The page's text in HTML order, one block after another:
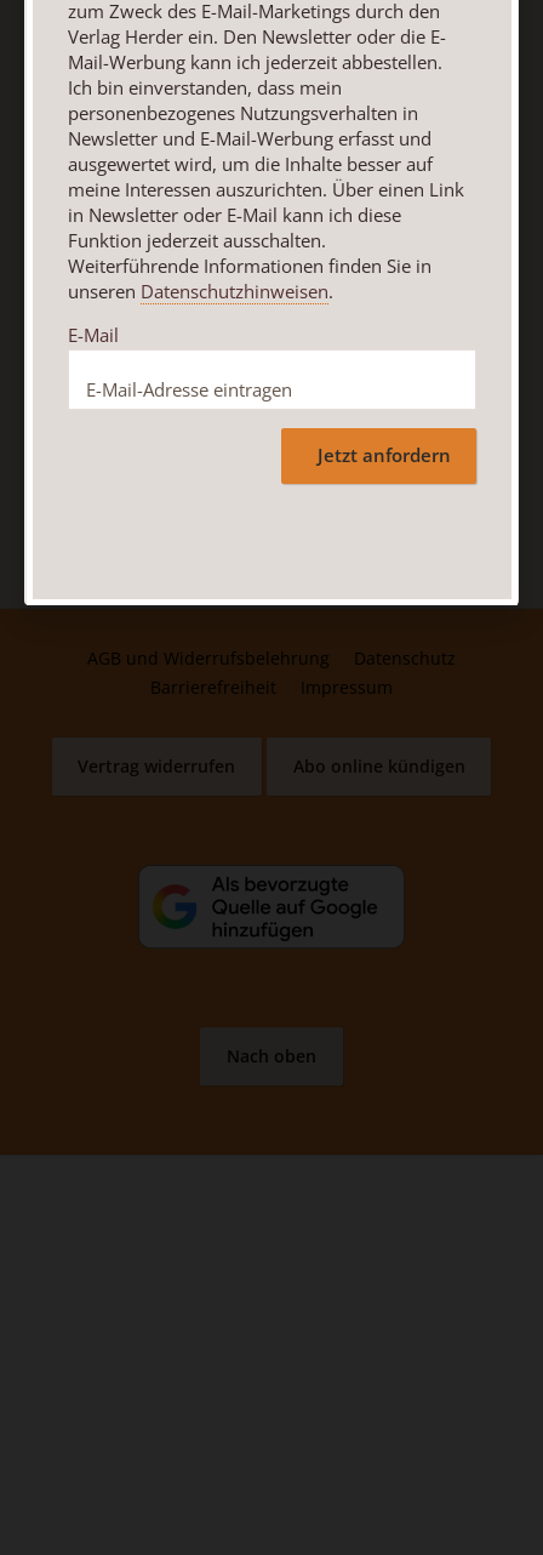
Verwendung meiner Kontaktdaten zum Zweck des E-Mail-
Marketings durch den Verlag Herder ein. Den Newsletter
oder die E-Mail-Werbung kann ich jederzeit abbestellen.
Ich bin einverstanden, dass mein personenbezogenes
Nutzungsverhalten in Newsletter und E-Mail-Werbung
erfasst und ausgewertet wird, um die Inhalte besser auf
meine Interessen auszurichten. Über einen Link in
Newsletter oder E-Mail kann ich diese Funktion jederzeit
ausschalten.
Weiterführende Informationen finden Sie in unseren
Datenschutzhinweisen.
E-Mail
Jetzt anmelden
AGB und Widerrufsbelehrung
Datenschutz
Barrierefreiheit
Impressum
Vertrag widerrufen Abo online kündigen
Nach oben
zum Zweck des E-Mail-Marketings durch den
Verlag Herder ein. Den Newsletter oder die E-
Mail-Werbung kann ich jederzeit abbestellen.
Ich bin einverstanden, dass mein
personenbezogenes Nutzungsverhalten in
Newsletter und E-Mail-Werbung erfasst und
ausgewertet wird, um die Inhalte besser auf
meine Interessen auszurichten. Über einen Link
in Newsletter oder E-Mail kann ich diese
Funktion jederzeit ausschalten.
Weiterführende Informationen finden Sie in
unseren Datenschutzhinweisen.
E-Mail
Jetzt anfordern